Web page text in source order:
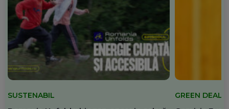
SUSTENABIL GREEN DEAL